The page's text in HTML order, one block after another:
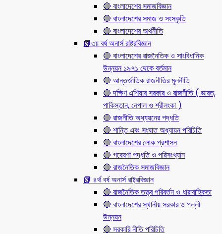
🔴 বাংলাদেশের সমাজবিজ্ঞান
🔴 বাংলাদেশের সমাজ ও সংস্কৃতি
🔴 বাংলাদেশের অর্থনীতি
📗৩য় বর্ষ অনার্স রাষ্ট্রবিজ্ঞান
🔴 বাংলাদেশের রাজনৈতিক ও সাংবিধানিক
উন্নয়ন ১৯৭১ থেকে বর্তমান
🔴 আন্তর্জাতিক রাজনীতির মূলনীতি
🔴 দক্ষিণ এশিয়ার সরকার ও রাজনীতি ( ভারত,
পাকিস্তান, নেপাল ও শ্রীলংকা )
🔴 রাজনীতি অধ্যয়নের পদ্ধতি
🔴 শান্তি এবং সংঘাত অধ্যায়ন পরিচিতি
🔴 বাংলাদেশের লোক প্রশাসন
🔴 গবেষণা পদ্ধতি ও পরিসংখ্যান
🔴 রাজনৈতিক সমাজবিজ্ঞান
📗 ৪র্থ বর্ষ অনার্স রাষ্ট্রবিজ্ঞান
🔴 রাজনৈতিক তত্ত্ব পরিবর্তন ও ধারাবাহিকতা
🔴 বাংলাদেশের স্থানীয় সরকার ও পল্লী
উন্নয়ন
🔴 সরকারি নীতি পরিচিতি